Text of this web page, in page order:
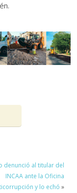
denunció al titular del
INCAA ante la Oficina
y lo echó »